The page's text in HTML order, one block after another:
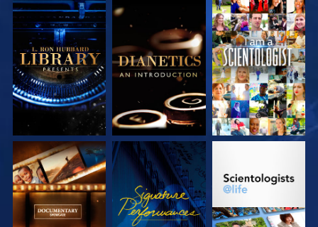
DÉCOUVRIR LES
SÉRIES
DÉCOUVRIR LES
SÉRIES
REGARDER
DÉCOUVRIR LES
SÉRIES
REGARDER
DÉCOUVRIR LES